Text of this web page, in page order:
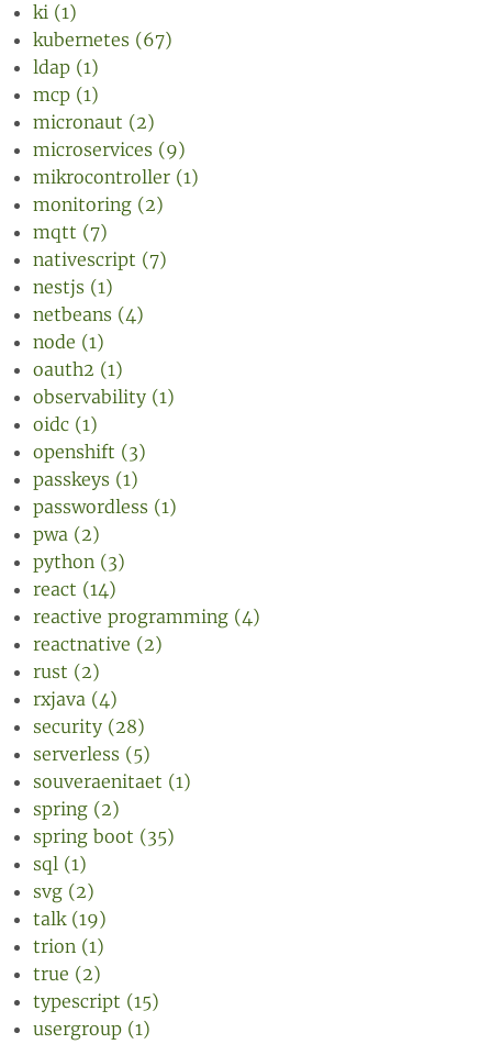
ki (1)
kubernetes (67)
ldap (1)
mcp (1)
micronaut (2)
microservices (9)
mikrocontroller (1)
monitoring (2)
mqtt (7)
nativescript (7)
nestjs (1)
netbeans (4)
node (1)
oauth2 (1)
observability (1)
oidc (1)
openshift (3)
passkeys (1)
passwordless (1)
pwa (2)
python (3)
react (14)
reactive programming (4)
reactnative (2)
rust (2)
rxjava (4)
security (28)
serverless (5)
souveraenitaet (1)
spring (2)
spring boot (35)
sql (1)
svg (2)
talk (19)
trion (1)
true (2)
typescript (15)
usergroup (1)